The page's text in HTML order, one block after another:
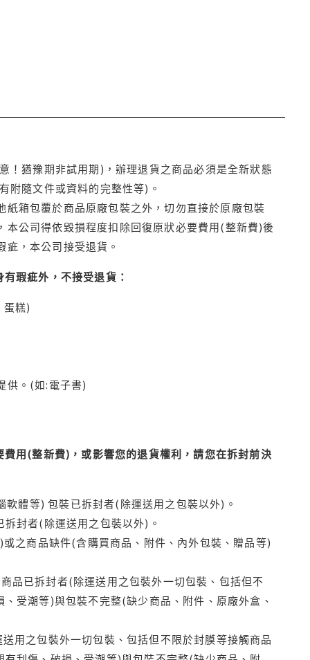
！猶豫期非試用期)，辦理退貨之商品必須是全新狀態
附隨文件或資料的完整性等)。
箱包覆於商品原廠包裝之外，切勿直接於原廠包裝
公司得依毀損程度扣除回復原狀必要費用(整新費)後
，本公司接受退貨。
瑕疵外，不接受退貨：
蛋糕)
供。(如:電子書)
用(整新費)，或影響您的退貨權利，請您在拆封前決
體等) 包裝已拆封者(除運送用之包裝以外)。
封者(除運送用之包裝以外)。
之商品缺件(含購買商品、附件、內外包裝、贈品等)
品已拆封者(除運送用之包裝外一切包裝、包括但不
受潮等)與包裝不完整(缺少商品、附件、原廠外盒、
用之包裝外一切包裝、包括但不限於封膜等接觸商品